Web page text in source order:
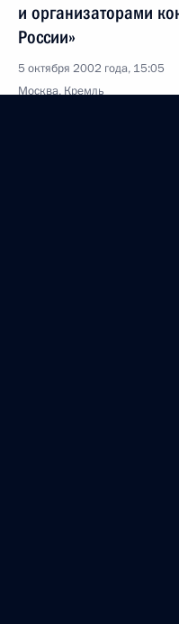
и организаторами
России»
5 октября 2002 года, 15:05
Москва, Кремль